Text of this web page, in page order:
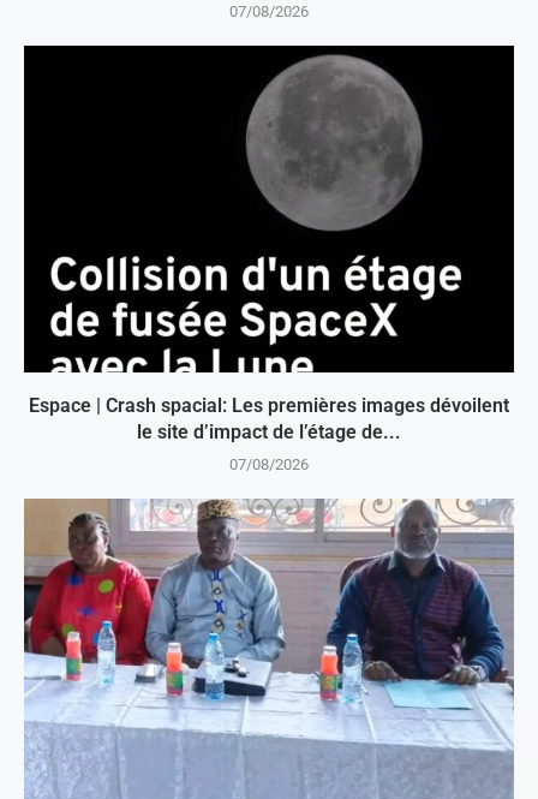
07/08/2026
Espace | Crash spacial: Les premières images dévoilent
le site d’impact de l’étage de...
07/08/2026